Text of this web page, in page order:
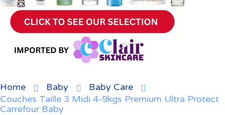
Home Baby
Baby Care
Couches Taille 3 Midi 4-9kgs Premium Ultra Protect
Carrefour Baby